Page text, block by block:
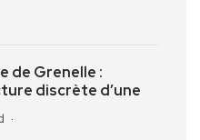
de Grenelle :
discrète d’une